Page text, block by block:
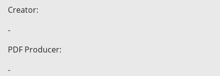
Creator:
-
PDF Producer:
-